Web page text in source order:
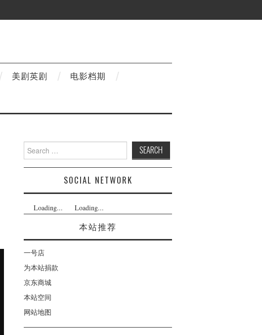
美剧英剧
电影档期
Search
for:
SOCIAL NETWORK
Loading... Loading...
本站推荐
一号店
为本站捐款
京东商城
本站空间
网站地图